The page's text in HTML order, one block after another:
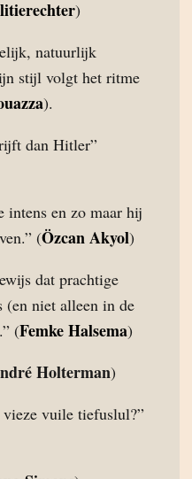
)
natuurlijk
stijl volgt het ritme
).
dan Hitler”
intens en zo maar hij
(Özcan Akyol)
dat prachtige
(en niet alleen in de
(Femke Halsema)
Holterman)
vuile tiefuslul?”